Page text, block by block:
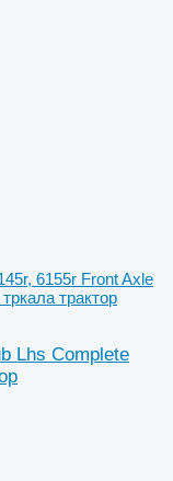
6155r Front Axle
трактор
Lhs Complete